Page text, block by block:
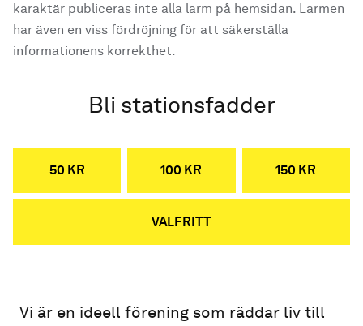
karaktär publiceras inte alla larm på hemsidan. Larmen
har även en viss fördröjning för att säkerställa
informationens korrekthet.
Bli stationsfadder
50 KR 100 KR 150 KR
VALFRITT
Vi är en ideell förening som räddar liv till